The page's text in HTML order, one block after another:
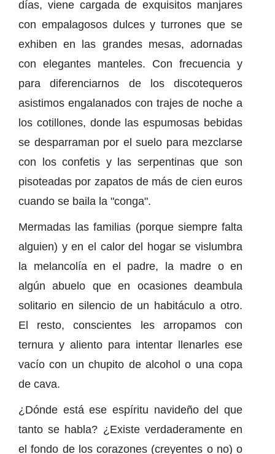
días, viene cargada de exquisitos manjares
con empalagosos dulces y turrones que se
exhiben en las grandes mesas, adornadas
con elegantes manteles. Con frecuencia y
para diferenciarnos de los discotequeros
asistimos engalanados con trajes de noche a
los cotillones, donde las espumosas bebidas
se desparraman por el suelo para mezclarse
con los confetis y las serpentinas que son
pisoteadas por zapatos de más de cien euros
cuando se baila la "conga".
Mermadas las familias (porque siempre falta
alguien) y en el calor del hogar se vislumbra
la melancolía en el padre, la madre o en
algún abuelo que en ocasiones deambula
solitario en silencio de un habitáculo a otro.
El resto, conscientes les arropamos con
ternura y aliento para intentar llenarles ese
vacío con un chupito de alcohol o una copa
de cava.
¿Dónde está ese espíritu navideño del que
tanto se habla? ¿Existe verdaderamente en
el fondo de los corazones (creyentes o no) o